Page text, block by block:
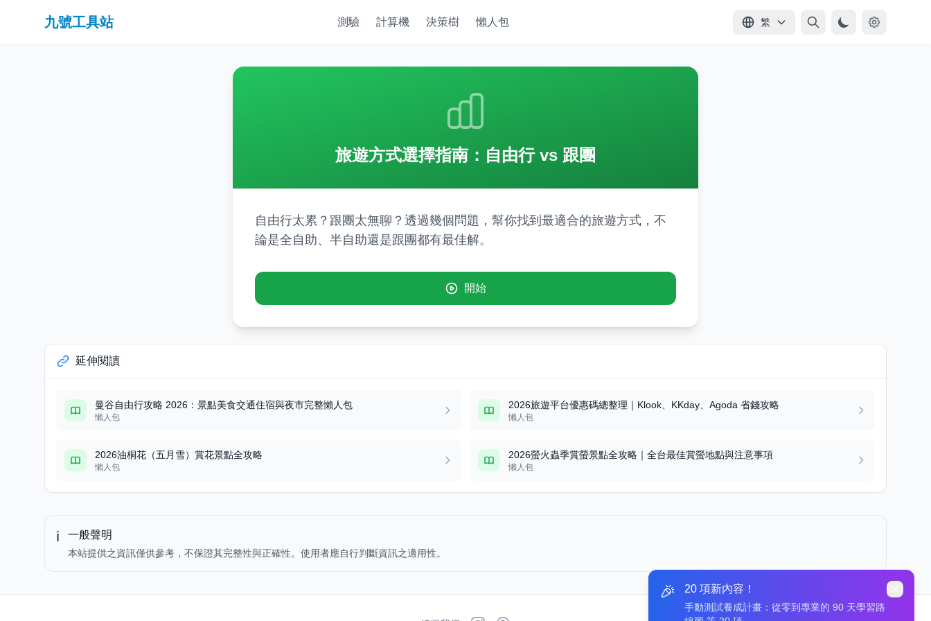
九號工具站 測驗 計算機 決策樹 懶人包 繁
旅遊方式選擇指南：自由行 vs 跟團
自由行太累？跟團太無聊？透過幾個問題，幫你找到最適合的旅遊方式，不
論是全自助、半自助還是跟團都有最佳解。
開始
延伸閱讀
曼谷自由行攻略 2026：景點美食交通住宿與夜市完整懶人包
懶人包
2026旅遊平台優惠碼總整理｜Klook、KKday、Agoda 省錢攻略
懶人包
2026油桐花（五月雪）賞花景點全攻略
懶人包
2026螢火蟲季賞螢景點全攻略｜全台最佳賞螢地點與注意事項
懶人包
ℹ️ 一般聲明
本站提供之資訊僅供參考，不保證其完整性與正確性。使用者應自行判斷資訊之適用性。
🎉 20 項新內容！
手動測試養成計畫：從零到專業的 90 天學習路